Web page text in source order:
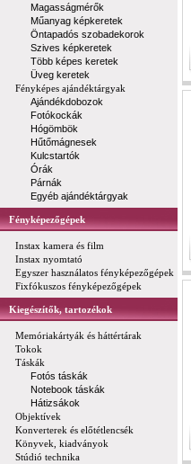
Magasságmérők
Műanyag képkeretek
Öntapadós szobadekorok
Szives képkeretek
Több képes keretek
Üveg keretek
Fényképes ajándéktárgyak
Ajándékdobozok
Fotókockák
Hógömbök
Hűtőmágnesek
Kulcstartók
Órák
Párnák
Egyéb ajándéktárgyak
Fényképezőgépek
Instax kamera és film
Instax nyomtató
Egyszer használatos fényképezőgépek
Fixfókuszos fényképezőgépek
Kiegészítők, tartozékok
Memóriakártyák és háttértárak
Tokok
Táskák
Fotós táskák
Notebook táskák
Hátizsákok
Objektívek
Konverterek és előtétlencsék
Könyvek, kiadványok
Stúdió technika